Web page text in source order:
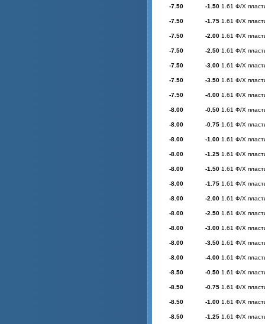
-7.50 -1.50 1.61 Ф/Х
-7.50 -1.75 1.61 Ф/Х
-7.50 -2.00 1.61 Ф/Х
-7.50 -2.50 1.61 Ф/Х
-7.50 -3.00 1.61 Ф/Х
-7.50 -3.50 1.61 Ф/Х
-7.50 -4.00 1.61 Ф/Х
-8.00 -0.50 1.61 Ф/Х
-8.00 -0.75 1.61 Ф/Х
-8.00 -1.00 1.61 Ф/Х
-8.00 -1.25 1.61 Ф/Х
-8.00 -1.50 1.61 Ф/Х
-8.00 -1.75 1.61 Ф/Х
-8.00 -2.00 1.61 Ф/Х
-8.00 -2.50 1.61 Ф/Х
-8.00 -3.00 1.61 Ф/Х
-8.00 -3.50 1.61 Ф/Х
-8.00 -4.00 1.61 Ф/Х
-8.50 -0.50 1.61 Ф/Х
-8.50 -0.75 1.61 Ф/Х
-8.50 -1.00 1.61 Ф/Х
-8.50 -1.25 1.61 Ф/Х